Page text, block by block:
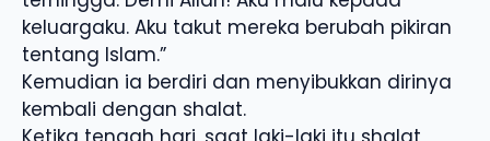
keluargaku. Aku takut mereka berubah pikiran
tentang Islam.”
Kemudian ia berdiri dan menyibukkan dirinya
kembali dengan shalat.